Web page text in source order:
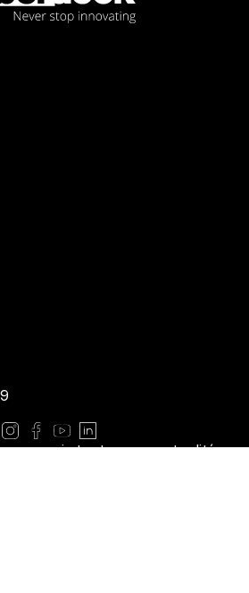
reçevoir toutes nos actualités